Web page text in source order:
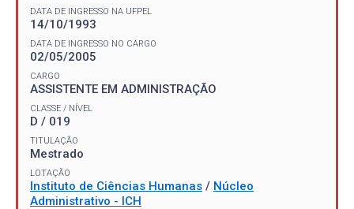
DATA DE INGRESSO NA UFPEL
14/10/1993
DATA DE INGRESSO NO CARGO
02/05/2005
CARGO
ASSISTENTE EM ADMINISTRAÇÃO
CLASSE / NÍVEL
D / 019
TITULAÇÃO
Mestrado
LOTAÇÃO
Instituto de Ciências Humanas / Núcleo
Administrativo - ICH